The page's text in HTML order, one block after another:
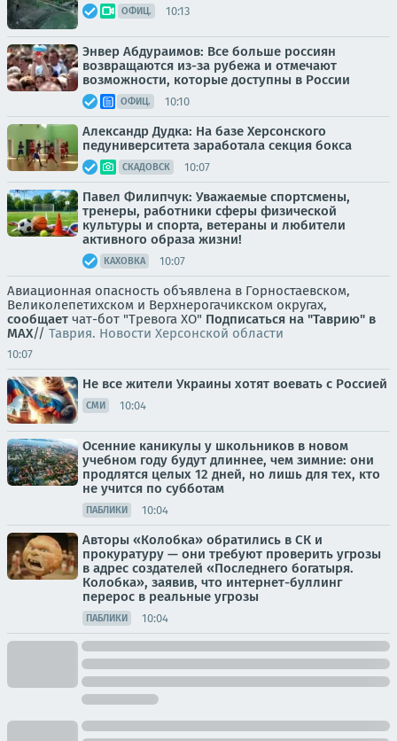
ОФИЦ. 10:13
Энвер Абдураимов: Все больше россиян
возвращаются из-за рубежа и отмечают
возможности, которые доступны в России
ОФИЦ. 10:10
Александр Дудка: На базе Херсонского
педуниверситета заработала секция бокса
СКАДОВСК 10:07
Павел Филипчук: Уважаемые спортсмены,
тренеры, работники сферы физической
культуры и спорта, ветераны и любители
активного образа жизни!
КАХОВКА 10:07
Авиационная опасность объявлена в Горностаевском,
Великолепетихском и Верхнерогачикском округах,
сообщает чат-бот "Тревога ХО" Подписаться на "Таврию" в
MAX// Таврия. Новости Херсонской области
10:07
Не все жители Украины хотят воевать с Россией
СМИ 10:04
Осенние каникулы у школьников в новом
учебном году будут длиннее, чем зимние: они
продлятся целых 12 дней, но лишь для тех, кто
не учится по субботам
ПАБЛИКИ 10:04
Авторы «Колобка» обратились в СК и
прокуратуру — они требуют проверить угрозы
в адрес создателей «Последнего богатыря.
Колобка», заявив, что интернет-буллинг
перерос в реальные угрозы
ПАБЛИКИ 10:04